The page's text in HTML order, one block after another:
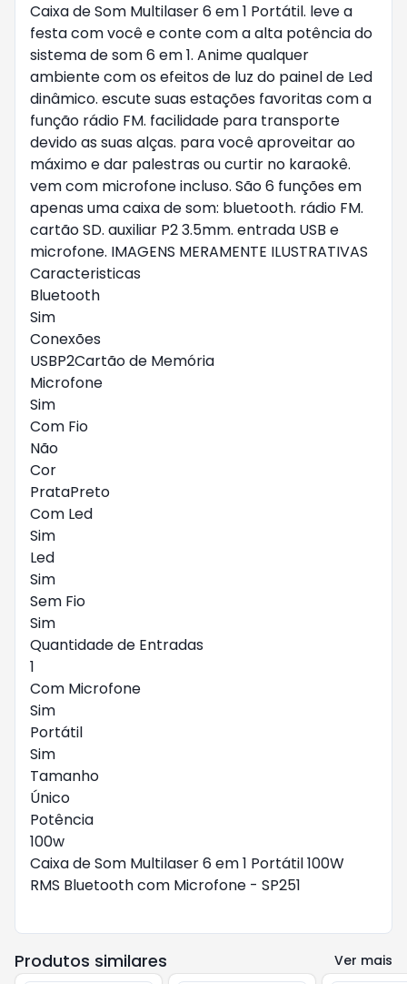
Caixa de Som Multilaser 6 em 1 Portátil. leve a
festa com você e conte com a alta potência do
sistema de som 6 em 1. Anime qualquer
ambiente com os efeitos de luz do painel de Led
dinâmico. escute suas estações favoritas com a
função rádio FM. facilidade para transporte
devido as suas alças. para você aproveitar ao
máximo e dar palestras ou curtir no karaokê.
vem com microfone incluso. São 6 funções em
apenas uma caixa de som: bluetooth. rádio FM.
cartão SD. auxiliar P2 3.5mm. entrada USB e
microfone. IMAGENS MERAMENTE ILUSTRATIVAS
Caracteristicas
Bluetooth
Sim
Conexões
USBP2Cartão de Memória
Microfone
Sim
Com Fio
Não
Cor
PrataPreto
Com Led
Sim
Led
Sim
Sem Fio
Sim
Quantidade de Entradas
1
Com Microfone
Sim
Portátil
Sim
Tamanho
Único
Potência
100w
Caixa de Som Multilaser 6 em 1 Portátil 100W
RMS Bluetooth com Microfone - SP251
Produtos similares Ver mais